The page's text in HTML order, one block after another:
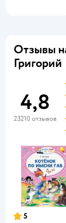
Отзывы
Григорий
4,8
23210 отзывов
5